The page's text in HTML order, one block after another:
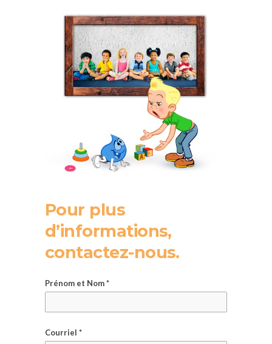
Pour plus
d’informations,
contactez-nous.
Prénom et Nom *
Courriel *